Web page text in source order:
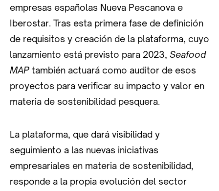
empresas españolas Nueva Pescanova e
Iberostar. Tras esta primera fase de definición
de requisitos y creación de la plataforma, cuyo
lanzamiento está previsto para 2023, Seafood
MAP también actuará como auditor de esos
proyectos para verificar su impacto y valor en
materia de sostenibilidad pesquera.
La plataforma, que dará visibilidad y
seguimiento a las nuevas iniciativas
empresariales en materia de sostenibilidad,
responde a la propia evolución del sector